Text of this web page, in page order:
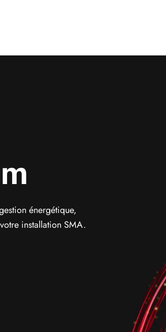
énergétique,
installation SMA.